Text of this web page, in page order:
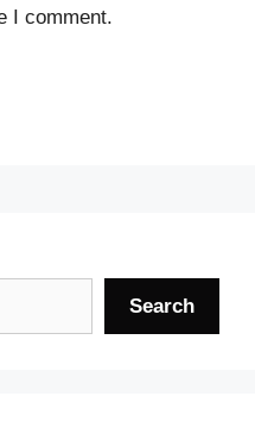
I comment.
Search